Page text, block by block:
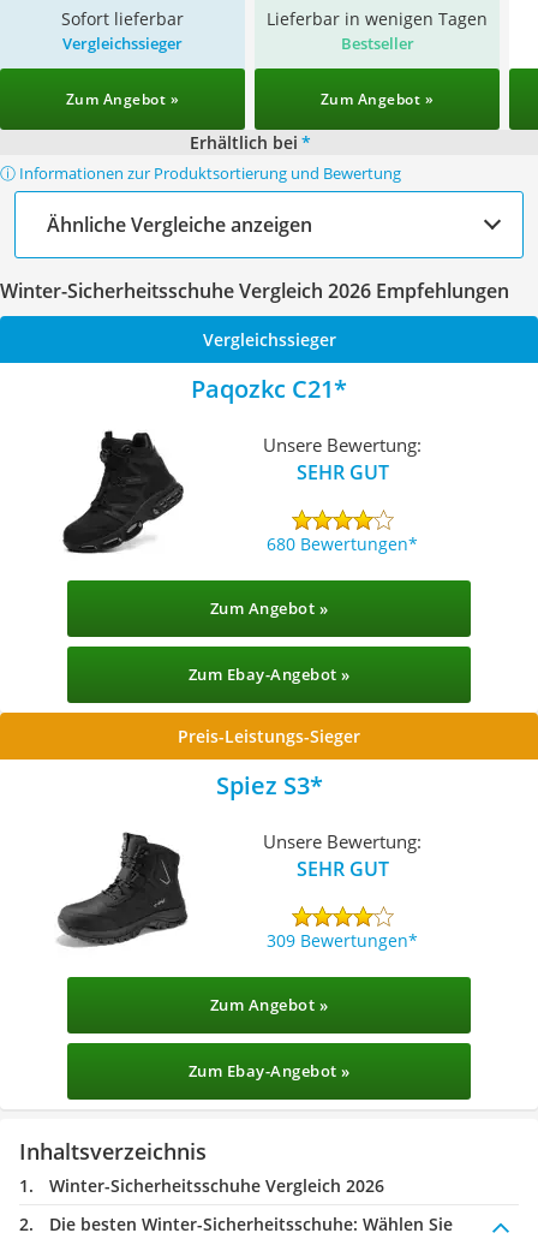
Sofort lieferbar Lieferbar in wenigen Tagen
Vergleichssieger
Zum Angebot »
Bestseller
Zum Angebot »
Erhältlich bei *
ⓘ Informationen zur Produktsortierung und Bewertung
Ähnliche Vergleiche anzeigen
Winter-Sicherheitsschuhe Vergleich 2026 Empfehlungen
Vergleichssieger
Paqozkc C21
Unsere Bewertung:
SEHR GUT
680 Bewertungen
Zum Angebot »
Zum Ebay-Angebot »
Preis-Leistungs-Sieger
Spiez S3
Unsere Bewertung:
SEHR GUT
309 Bewertungen
Zum Angebot »
Zum Ebay-Angebot »
Inhaltsverzeichnis
Winter-Sicherheitsschuhe Vergleich 2026
Die besten Winter-Sicherheitsschuhe: Wählen Sie